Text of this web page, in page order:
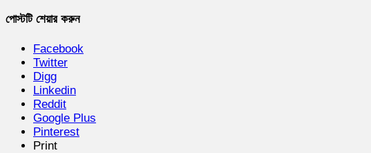
পোস্টটি শেয়ার করুন
Facebook
Twitter
Digg
Linkedin
Reddit
Google Plus
Pinterest
Print